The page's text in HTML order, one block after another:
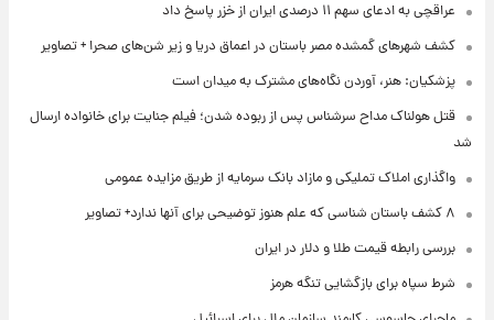
عراقچی به ادعای سهم ۱۱ درصدی ایران از خزر پاسخ داد
کشف شهرهای گمشده مصر باستان در اعماق دریا و زیر شن‌های صحرا + تصاویر
پزشکیان: هنر، آوردن نگاه‌های مشترک به میدان است
قتل هولناک مداح سرشناس پس از ربوده شدن؛ فیلم جنایت برای خانواده ارسال
شد
واگذاری املاک تملیکی و مازاد بانک سرمایه از طریق مزایده عمومی
۸ کشف باستان شناسی که علم هنوز توضیحی برای آنها ندارد+ تصاویر
بررسی رابطه قیمت طلا و دلار در ایران
شرط سپاه برای بازگشایی تنگه هرمز